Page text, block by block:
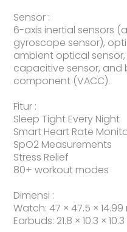
Sensor :
6-axis inertial sensors
gyroscope sensor),
ambient optical
capacitive sensor,
component (VACC).
Fitur :
Sleep Tight Every Night
Smart Heart Rate
SpO2 Measurements
Stress Relief
80+ workout modes
Dimensi :
Watch: 47 × 47.5 × 14.99
Earbuds: 21.8 × 10.3 ×